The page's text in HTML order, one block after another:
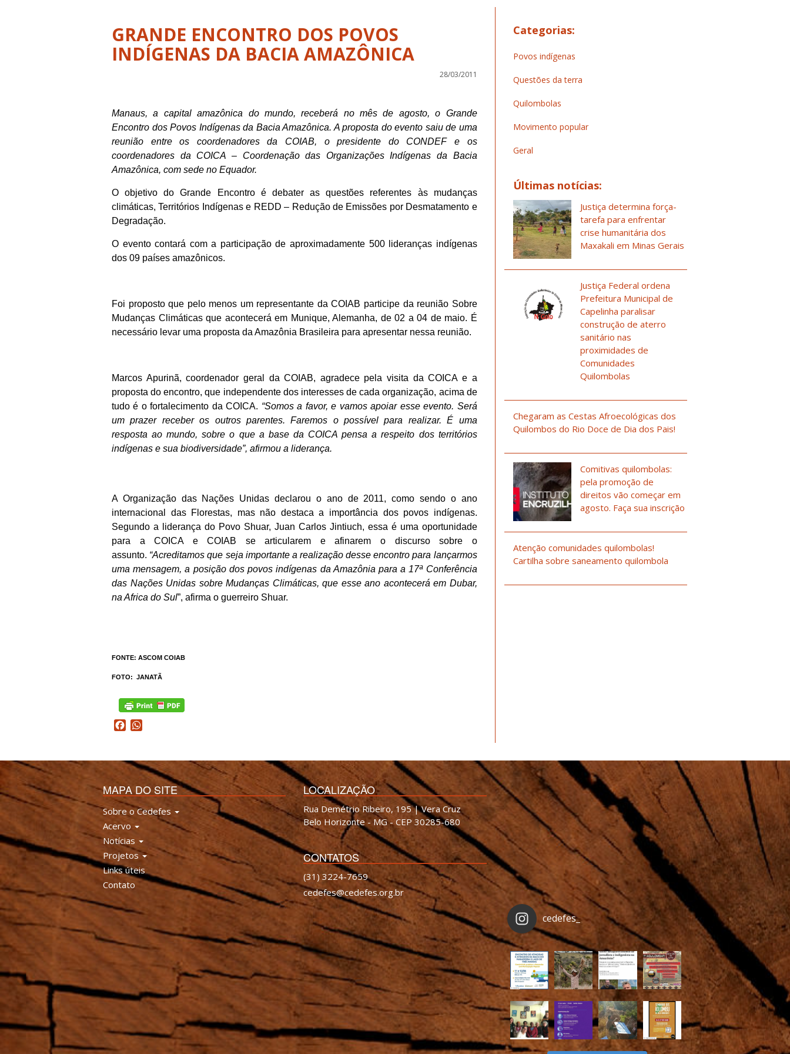
GRANDE ENCONTRO DOS POVOS
INDÍGENAS DA BACIA AMAZÔNICA
28/03/2011
Manaus, a capital amazônica do mundo, receberá no mês de agosto, o Grande
Encontro dos Povos Indígenas da Bacia Amazônica. A proposta do evento saiu de uma
reunião entre os coordenadores da COIAB, o presidente do CONDEF e os
coordenadores da COICA – Coordenação das Organizações Indígenas da Bacia
Amazônica, com sede no Equador.
O objetivo do Grande Encontro é debater as questões referentes às mudanças
climáticas, Territórios Indígenas e REDD – Redução de Emissões por Desmatamento e
Degradação.
O eventocontará com a participação de aproximadamente 500 lideranças indígenas
dos 09 países amazônicos.
Foi proposto que pelo menos um representante da COIAB participe da reunião Sobre
Mudanças Climáticas que acontecerá em Munique, Alemanha, de 02 a 04 de maio. É
necessário levar uma proposta da Amazônia Brasileira para apresentar nessa reunião.
Marcos Apurinã, coordenador geral da COIAB, agradece pela visita da COICA e a
proposta do encontro, que independente dos interesses de cada organização, acima de
tudo é o fortalecimento da COICA. “Somos a favor, e vamos apoiar esse evento. Será
um prazer receber os outros parentes. Faremos o possível para realizar. É uma
resposta ao mundo, sobre o que a base da COICA pensa a respeito dos territórios
indígenas e sua biodiversidade”, afirmou a liderança.
A Organização das Nações Unidas declarou o ano de 2011, como sendo o ano
internacional das Florestas, mas não destaca a importância dos povos indígenas.
Segundo a liderança do Povo Shuar, Juan Carlos Jintiuch, essa é uma oportunidade
para a COICA e COIAB se articularem e afinarem o discurso sobre o
assunto. “Acreditamos que seja importante a realização desse encontro para lançarmos
uma mensagem, a posição dos povos indígenas da Amazônia paraa 17ª Conferência
das Nações Unidas sobre Mudanças Climáticas, que esse ano acontecerá em Dubar,
na Africa do Sul”, afirma o guerreiro Shuar.
FONTE: ASCOM COIAB
FOTO: JANATÃ
Facebook
Categorias:
Povos indígenas
Questões da terra
Quilombolas
Movimento popular
Geral
Últimas notícias:
Justiça determina força-
tarefa para enfrentar
crise humanitária dos
Maxakali em Minas Gerais
Justiça Federal ordena
Prefeitura Municipal de
Capelinha paralisar
construção de aterro
sanitário nas
proximidades de
Comunidades
Quilombolas
Chegaram as Cestas Afroecológicas dos
Quilombos do Rio Doce de Dia dos Pais!
Comitivas quilombolas:
pela promoção de
direitos vão começar em
agosto. Faça sua inscrição
Atenção comunidades quilombolas!
Cartilha sobre saneamento quilombola
MAPA DO SITE
Sobre o Cedefes
Acervo
Notícias
Projetos
Links úteis
Contato
LOCALIZAÇÃO
Rua Demétrio Ribeiro, 195 | Vera Cruz
Belo Horizonte - MG - CEP 30285-680
CONTATOS
(31) 3224-7659
cedefes@cedefes.org.br
cedefes_